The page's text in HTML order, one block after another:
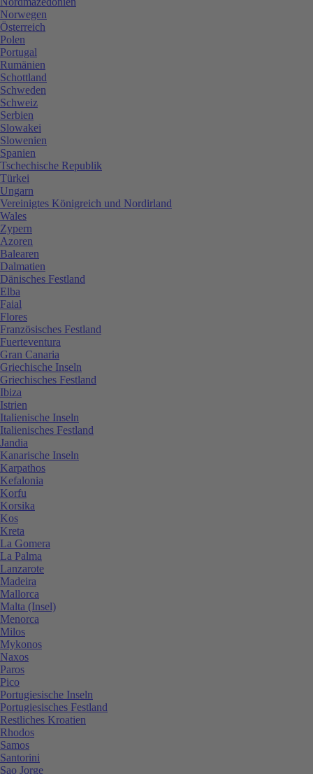
Norwegen
Österreich
Polen
Portugal
Rumänien
Schottland
Schweden
Schweiz
Serbien
Slowakei
Slowenien
Spanien
Tschechische Republik
Türkei
Ungarn
Vereinigtes Königreich und Nordirland
Wales
Zypern
Azoren
Balearen
Dalmatien
Dänisches Festland
Elba
Faial
Flores
Französisches Festland
Fuerteventura
Gran Canaria
Griechische Inseln
Griechisches Festland
Ibiza
Istrien
Italienische Inseln
Italienisches Festland
Jandia
Kanarische Inseln
Karpathos
Kefalonia
Korfu
Korsika
Kos
Kreta
La Gomera
La Palma
Lanzarote
Madeira
Mallorca
Malta (Insel)
Menorca
Milos
Mykonos
Naxos
Paros
Pico
Portugiesische Inseln
Portugiesisches Festland
Restliches Kroatien
Rhodos
Samos
Santorini
Sao Jorge